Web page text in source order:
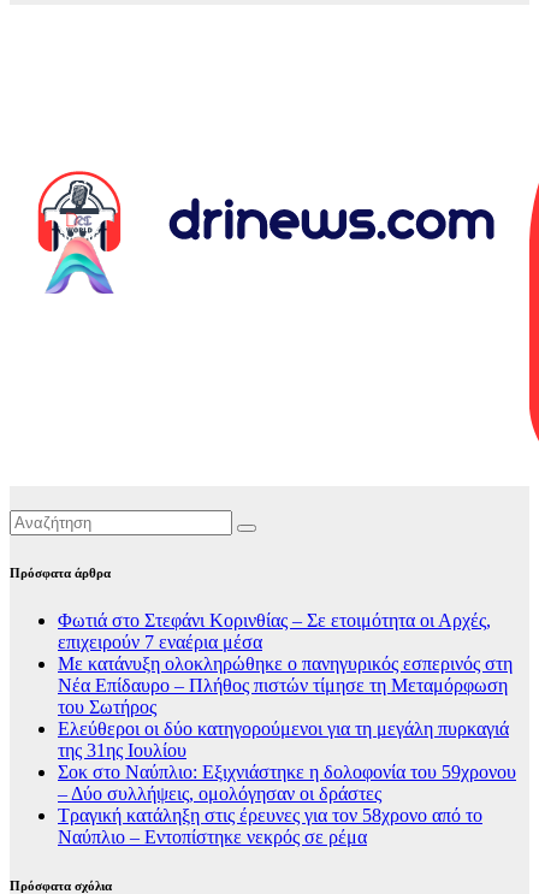
Πρόσφατα άρθρα
Φωτιά στο Στεφάνι Κορινθίας – Σε ετοιμότητα οι Αρχές,
επιχειρούν 7 εναέρια μέσα
Με κατάνυξη ολοκληρώθηκε ο πανηγυρικός εσπερινός στη
Νέα Επίδαυρο – Πλήθος πιστών τίμησε τη Μεταμόρφωση
του Σωτήρος
Ελεύθεροι οι δύο κατηγορούμενοι για τη μεγάλη πυρκαγιά
της 31ης Ιουλίου
Σοκ στο Ναύπλιο: Εξιχνιάστηκε η δολοφονία του 59χρονου
– Δύο συλλήψεις, ομολόγησαν οι δράστες
Τραγική κατάληξη στις έρευνες για τον 58χρονο από το
Ναύπλιο – Εντοπίστηκε νεκρός σε ρέμα
Πρόσφατα σχόλια